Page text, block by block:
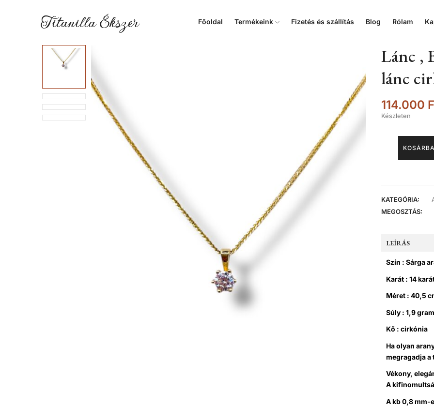
Titanilla Ékszer Főoldal Termékeink Fizetés és szállítás Blog Rólam
Lánc ,
lánc
114.000
Készleten
KATEGÓRIA:
MEGOSZTÁS:
LEÍRÁS
Szín : Sárga
Karát : 14
Méret : 40,5
Súly : 1,9
Kő : cirkónia
Ha olyan
megragadja a
Vékony,
A
A kb 0,8 mm-